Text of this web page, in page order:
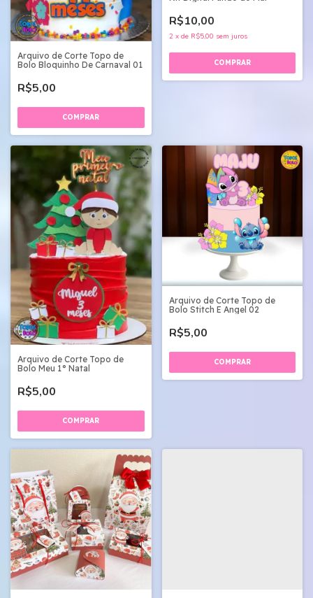
Arquivo de Corte Topo de
Bolo Bloquinho De Carnaval 01
R$5,00
R$10,00
2 x de R$5,00 sem juros
Arquivo de Corte Topo de
Bolo Meu 1° Natal
R$5,00
Arquivo de Corte Topo de
Bolo Stitch E Angel 02
R$5,00